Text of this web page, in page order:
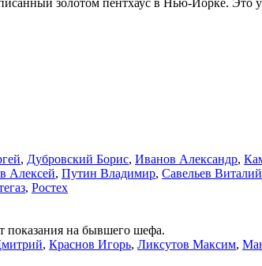
золотом пентхаус в Нью-Йорке. Это
, Дубровский Борис, Иванов Александр,
Алексей, Путин Владимир, Савельев Виталий
, Ростех
показания на бывшего шефа.
, Краснов Игорь, Ликсутов Максим,